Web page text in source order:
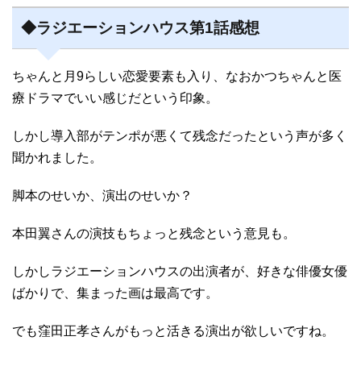
◆ラジエーションハウス第1話感想
ちゃんと月9らしい恋愛要素も入り、なおかつちゃんと医
療ドラマでいい感じだという印象。
しかし導入部がテンポが悪くて残念だったという声が多く
聞かれました。
脚本のせいか、演出のせいか？
本田翼さんの演技もちょっと残念という意見も。
しかしラジエーションハウスの出演者が、好きな俳優女優
ばかりで、集まった画は最高です。
でも窪田正孝さんがもっと活きる演出が欲しいですね。